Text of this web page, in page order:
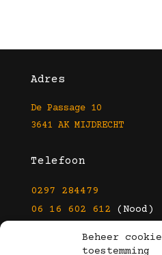
Beheer cookie
toestemming
Adres
De Passage 10
3641 AK MIJDRECHT
Telefoon
0297 284479
06 16 602 612 (Nood)